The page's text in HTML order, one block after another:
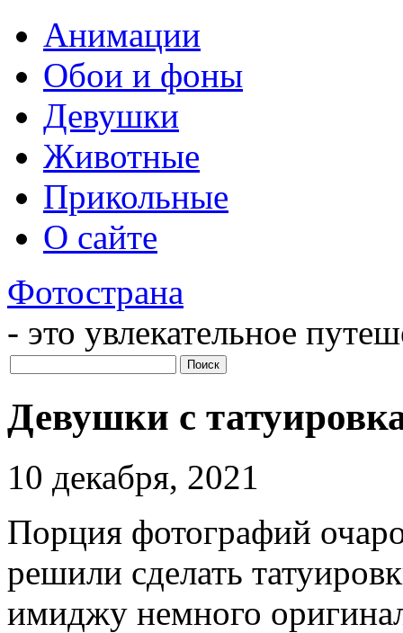
Анимации
Обои и фоны
Девушки
Животные
Прикольные
О сайте
Фотострана
- это увлекательное
Девушки с
10 декабря, 2021
Порция фотографий
решили сделать
имиджу немного